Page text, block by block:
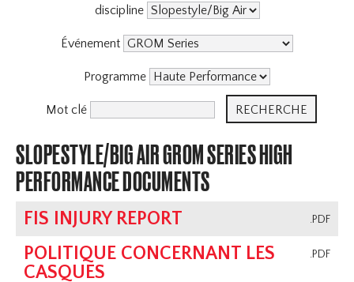
discipline
Événement
Programme
Mot clé
SLOPESTYLE/BIG AIR GROM SERIES HIGH
PERFORMANCE DOCUMENTS
.PDF
FIS INJURY REPORT
.PDF
POLITIQUE CONCERNANT LES
CASQUES